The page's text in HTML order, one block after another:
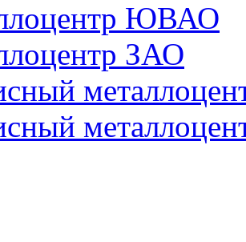
ЮВАО
ЗАО